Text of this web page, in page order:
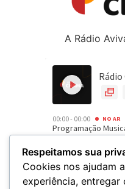
A Rádio
Respeitamos sua
Cookies nos ajudam
experiência,